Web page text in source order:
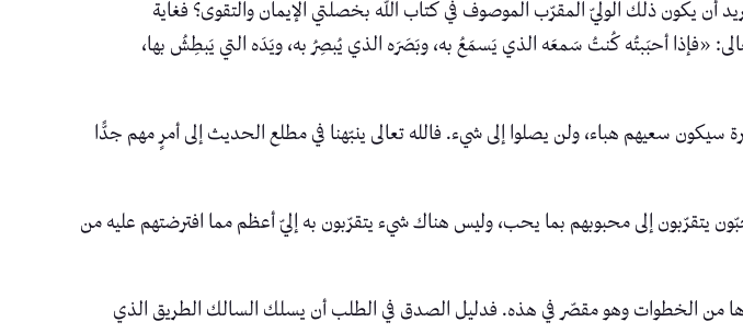
أن يكون ذلك الوليّ المقرّب الموصوف في كتاب الله بخصلتي الإيمان والتقوى؟ فغاية
«فإذا أحبَبتُه كُنتُ سَمعَه الذي يَسمَعُ به، وبَصَرَه الذي يُبصِرُ به، ويَدَه التي يَبطِشُ بها،
سعيهم هباء، ولن يصلوا إلى شيء. فالله تعالى ينبّهنا في مطلع الحديث إلى أمرٍ مهم جدًّا
يتقرّبون إلى محبوبهم بما يحب، وليس هناك شيء يتقرّبون به إليّ أعظم مما افترضتهم عليه من
من الخطوات وهو مقصّر في هذه. فدليل الصدق في الطلب أن يسلك السالك الطريق الذي